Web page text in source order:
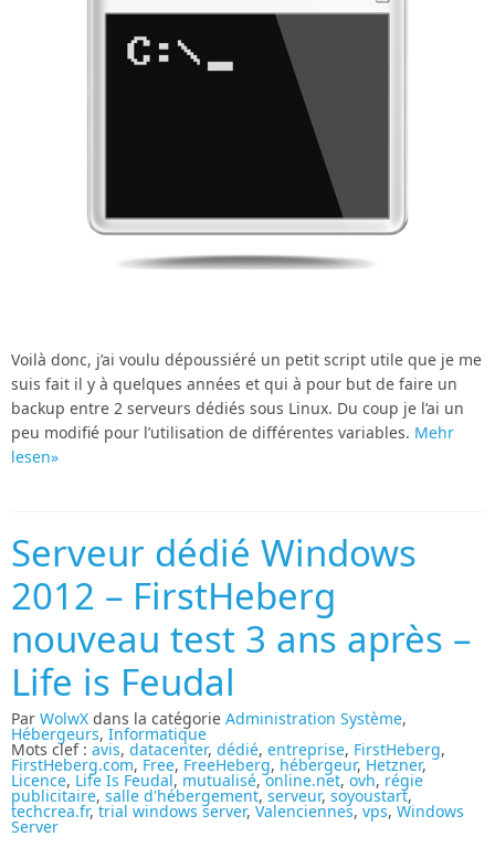
Voilà donc, j’ai voulu dépoussiéré un petit script utile que je me
suis fait il y à quelques années et qui à pour but de faire un
backup entre 2 serveurs dédiés sous Linux. Du coup je l’ai un
peu modifié pour l’utilisation de différentes variables. Mehr
lesen»
Serveur dédié Windows
2012 – FirstHeberg
nouveau test 3 ans après –
Life is Feudal
Par WolwX dans la catégorie Administration Système,
Hébergeurs, Informatique
Mots clef : avis, datacenter, dédié, entreprise, FirstHeberg,
FirstHeberg.com, Free, FreeHeberg, hébergeur, Hetzner,
Licence, Life Is Feudal, mutualisé,online.net, ovh, régie
publicitaire, salle d'hébergement, serveur, soyoustart,
techcrea.fr, trial windows server, Valenciennes, vps, Windows
Server